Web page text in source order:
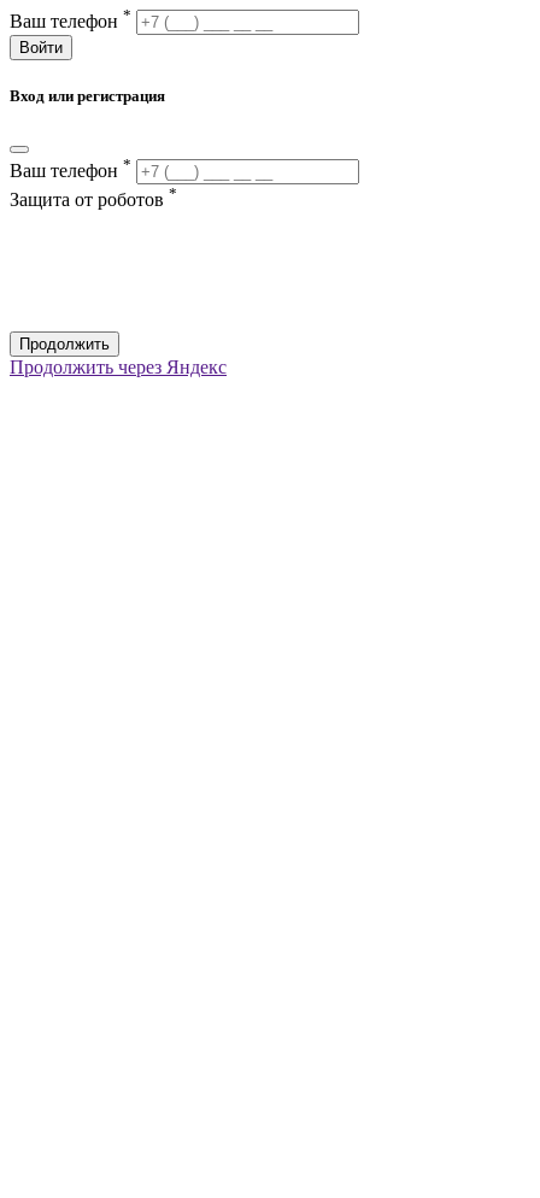
Ваш телефон *
Войти
Вход или регистрация
Ваш телефон *
Защита от роботов *
Продолжить
Продолжить через Яндекс